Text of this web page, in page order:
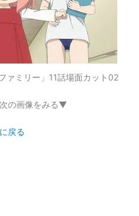
ァミリー」11話場面カット02
の画像をみる▼
戻る